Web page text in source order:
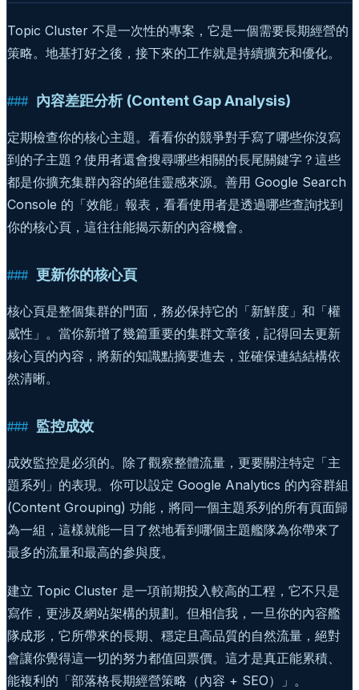
Topic Cluster 不是一次性的專案，它是一個需要長期經營的
策略。地基打好之後，接下來的工作就是持續擴充和優化。
內容差距分析 (Content Gap Analysis)
定期檢查你的核心主題。看看你的競爭對手寫了哪些你沒寫
到的子主題？使用者還會搜尋哪些相關的長尾關鍵字？這些
都是你擴充集群內容的絕佳靈感來源。善用 Google Search
Console 的「效能」報表，看看使用者是透過哪些查詢找到
你的核心頁，這往往能揭示新的內容機會。
更新你的核心頁
核心頁是整個集群的門面，務必保持它的「新鮮度」和「權
威性」。當你新增了幾篇重要的集群文章後，記得回去更新
核心頁的內容，將新的知識點摘要進去，並確保連結結構依
然清晰。
監控成效
成效監控是必須的。除了觀察整體流量，更要關注特定「主
題系列」的表現。你可以設定 Google Analytics 的內容群組
(Content Grouping) 功能，將同一個主題系列的所有頁面歸
為一組，這樣就能一目了然地看到哪個主題艦隊為你帶來了
最多的流量和最高的參與度。
建立 Topic Cluster 是一項前期投入較高的工程，它不只是
寫作，更涉及網站架構的規劃。但相信我，一旦你的內容艦
隊成形，它所帶來的長期、穩定且高品質的自然流量，絕對
會讓你覺得這一切的努力都值回票價。這才是真正能累積、
能複利的「部落格長期經營策略（內容 + SEO）」。